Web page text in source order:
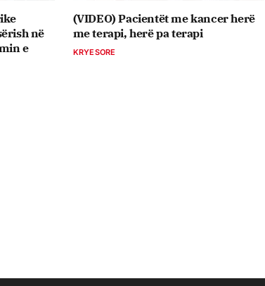
në
e
(VIDEO) Pacientët me kancer herë
me terapi, herë pa terapi
KRYESORE